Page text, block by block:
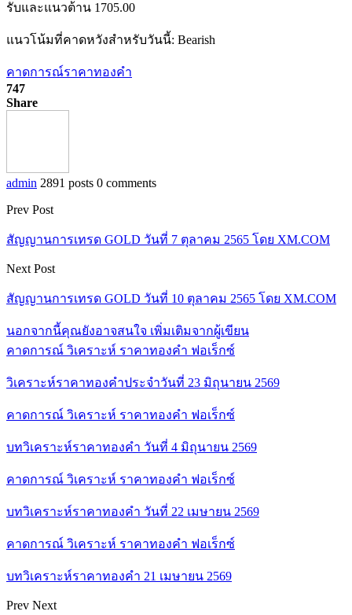
รับและแนวต้าน 1705.00
แนวโน้มที่คาดหวังสำหรับวันนี้: Bearish
คาดการณ์ราคาทองคำ
747
Share
admin 2891 posts 0 comments
Prev Post
สัญญานการเทรด GOLD วันที่ 7 ตุลาคม 2565 โดย XM.COM
Next Post
สัญญานการเทรด GOLD วันที่ 10 ตุลาคม 2565 โดย XM.COM
นอกจากนี้คุณยังอาจสนใจ เพิ่มเติมจากผู้เขียน
คาดการณ์ วิเคราะห์ ราคาทองคำ ฟอเร็กซ์
วิเคราะห์ราคาทองคำประจำวันที่ 23 มิถุนายน 2569
คาดการณ์ วิเคราะห์ ราคาทองคำ ฟอเร็กซ์
บทวิเคราะห์ราคาทองคำ วันที่ 4 มิถุนายน 2569
คาดการณ์ วิเคราะห์ ราคาทองคำ ฟอเร็กซ์
บทวิเคราะห์ราคาทองคำ วันที่ 22 เมษายน 2569
คาดการณ์ วิเคราะห์ ราคาทองคำ ฟอเร็กซ์
บทวิเคราะห์ราคาทองคำ 21 เมษายน 2569
Prev Next